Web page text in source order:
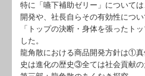
特に「嚥下補助ゼリー」について
開発や、社長自らその有効性につい
「トップの決断・身体を張ったト
した。
龍角散における商品開発方針は①
史は進化の歴史③全ては社会貢献の